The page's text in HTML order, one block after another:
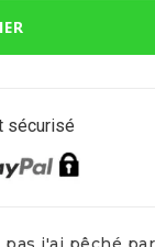
sécurisé